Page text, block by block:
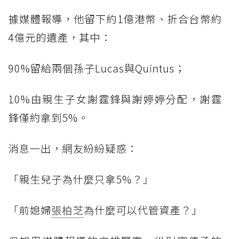
據媒體報導，他留下約1億港幣、折合台幣約
4億元的遺產，其中：
90%留給兩個孫子Lucas與Quintus；
10%由親生子女謝霆鋒與謝婷婷分配，謝霆
鋒僅約拿到5%。
消息一出，網友紛紛疑惑：
「親生兒子為什麼只拿5%？」
「前媳婦張柏芝為什麼可以代管資產？」